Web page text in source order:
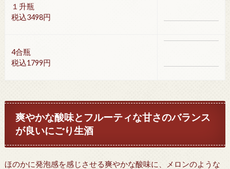
１升瓶
税込3498円
4合瓶
税込1799円
爽やかな酸味とフルーティな甘さのバランス
が良いにごり生酒
ほのかに発泡感を感じさせる爽やかな酸味に、メロンのような